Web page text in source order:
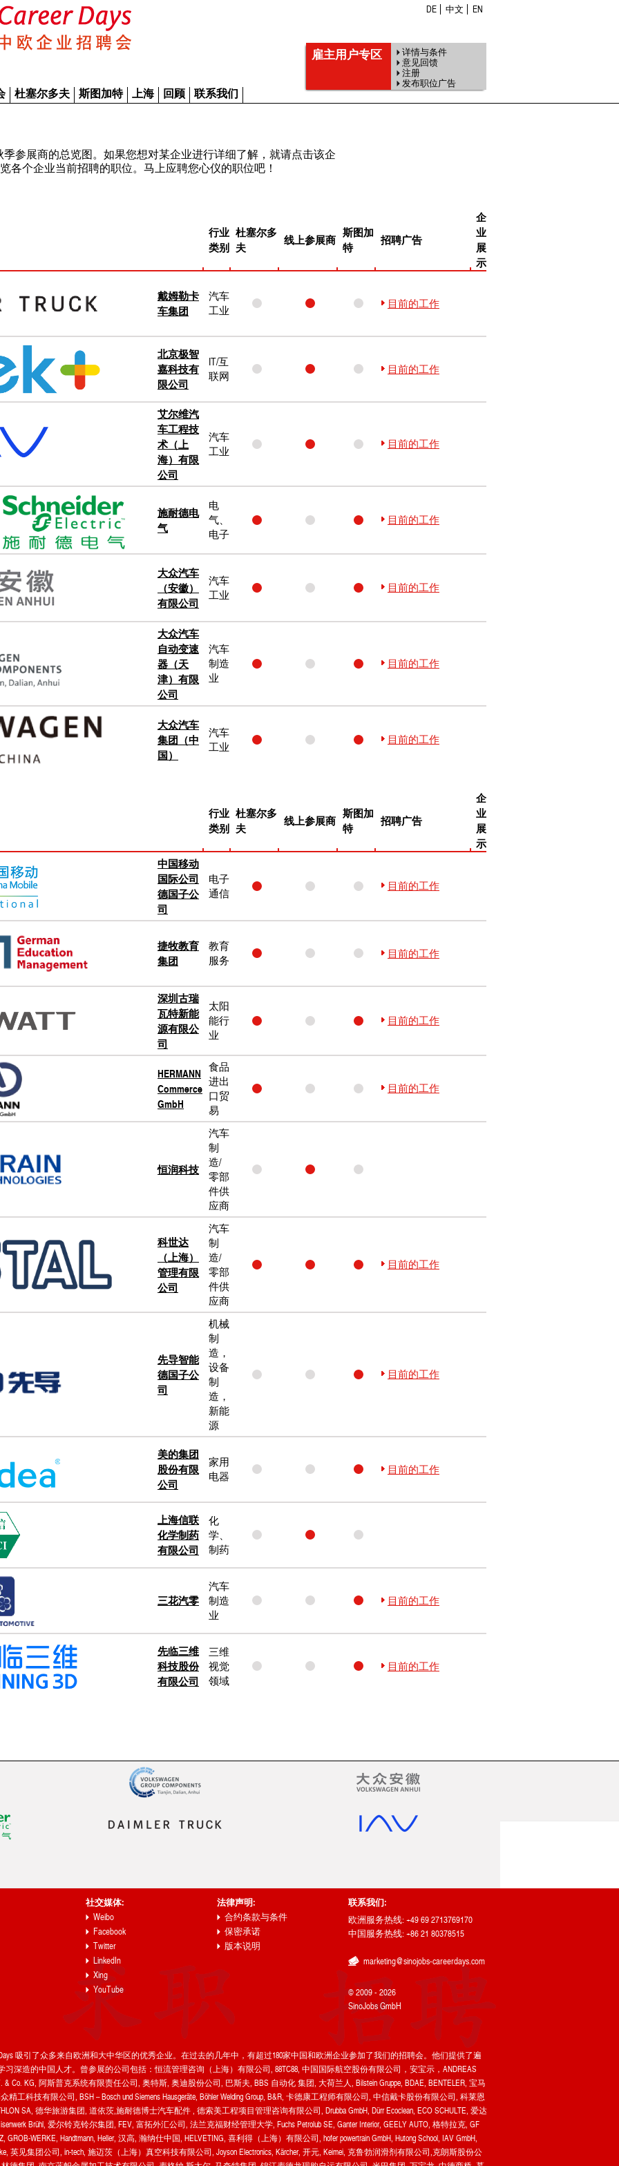
DE 中文 EN
雇主用户专区
详情与条件
意见回馈
注册
发布职位广告
杜塞尔多夫 斯图加特 上海 回顾 联系我们
秋季参展商的总览图。如果您想对某企业进行详细了解，就请点击该企
各个企业当前招聘的职位。马上应聘您心仪的职位吧！
行业
类别
杜塞尔多
夫
线上参展商 斯图加
特
招聘广告
企
业
展
示
戴姆勒卡
车集团
汽车
工业
目前的工作
北京极智
嘉科技有
限公司
IT/互
联网
目前的工作
艾尔维汽
车工程技
术（上
海）有限
公司
汽车
工业
目前的工作
施耐德电
气
电
气、
电子
目前的工作
大众汽车
（安徽）
有限公司
汽车
工业
目前的工作
大众汽车
自动变速
器（天
津）有限
公司
汽车
制造
业
目前的工作
大众汽车
集团（中
国）
汽车
工业
目前的工作
行业
类别
杜塞尔多
夫
线上参展商 斯图加
特
招聘广告
企
业
展
示
中国移动
国际公司
德国子公
司
电子
通信
目前的工作
捷牧教育
集团
教育
服务
目前的工作
深圳古瑞
瓦特新能
源有限公
司
太阳
能行
业
目前的工作
HERMANN
Commerce
GmbH
食品
进出
口贸
易
目前的工作
恒润科技
汽车
制
造/
零部
件供
应商
科世达
（上海）
管理有限
公司
汽车
制
造/
零部
件供
应商
目前的工作
先导智能
德国子公
司
机械
制
造，
设备
制
造，
新能
源
目前的工作
美的集团
股份有限
公司
家用
电器
目前的工作
上海信联
化学制药
有限公司
化
学、
制药
三花汽零
汽车
制造
业
目前的工作
先临三维
科技股份
有限公司
三维
视觉
领域
目前的工作
社交媒体:
Weibo
Facebook
Twitter
LinkedIn
Xing
YouTube
法律声明:
合约条款与条件
保密承诺
版本说明
联系我们:
欧洲服务热线: +49 69 2713769170
中国服务热线: +86 21 80378515
marketing@sinojobs-careerdays.com
© 2009 - 2026
SinoJobs GmbH
吸引了众多来自欧洲和大中华区的优秀企业。在过去的几年中，有超过180家中国和欧洲企业参加了我们的招聘会。他们提供了遍
深造的中国人才。曾参展的公司包括：恒流管理咨询（上海）有限公司, 88TC88, 中国国际航空股份有限公司，安宝示，ANDREAS
& Co. KG, 阿斯普克系统有限责任公司, 奥特斯, 奥迪股份公司, 巴斯夫, BBS 自动化 集团, 大荷兰人, Bilstein Gruppe, BDAE, BENTELER, 宝马
众精工科技有限公司, BSH – Bosch und Siemens Hausgeräte, Böhler Welding Group, B&R, 卡德康工程师有限公司, 中信戴卡股份有限公司, 科莱恩
SA, 德华旅游集团, 道依茨,施耐德博士汽车配件 , 德索美工程项目管理咨询有限公司, Drubba GmbH, Dürr Ecoclean, ECO SCHULTE, 爱达
Brühl, 爱尔铃克铃尔集团, FEV, 富拓外汇公司, 法兰克福财经管理大学, Fuchs Petrolub SE, Ganter Interior, GEELY AUTO, 格特拉克, GF
GROB-WERKE, Handtmann, Heller, 汉高, 瀚纳仕中国, HELVETING, 喜利得（上海）有限公司, hofer powertrain GmbH, Hutong School, IAV GmbH,
英见集团公司, in-tech, 施迈茨（上海）真空科技有限公司, Joyson Electronics, Kärcher, 开元, Keimei, 克鲁勃润滑剂有限公司,克朗斯股份公